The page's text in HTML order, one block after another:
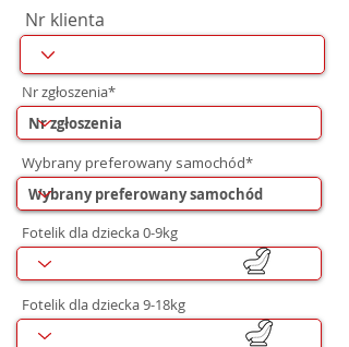
Nr klienta
Nr zgłoszenia*
Wybrany preferowany samochód*
Fotelik dla dziecka 0-9kg
Fotelik dla dziecka 9-18kg